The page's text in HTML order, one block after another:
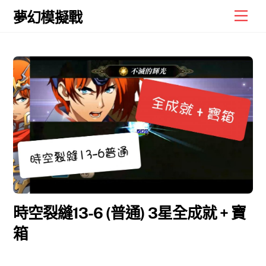
Skip
夢幻模擬戰
時空裂縫13-6 (普通) 3星全成就 + 寶
箱